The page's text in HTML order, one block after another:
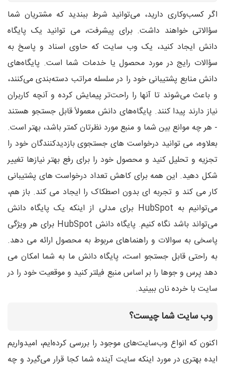
اگر کسب‌وکاری دارید، می‌توانید شرط ببندید که مشتریان شما
سؤالاتی خواهند داشت. برای پیشرفت، می توانید یک پایگاه
دانش ایجاد کنید، یک وب سایت که حاوی اسناد و پاسخ به
سؤالات رایج در مورد محصول یا خدمات شما است. پایگاه‌های
دانش منابع پشتیبانی خود را در سلسله مراتب دسته‌بندی می‌کنند،
و باعث می‌شوند تا آنها را راحت‌تر پیمایش کرده و آنچه کاربران
نیاز دارند پیدا کنند. پایگاه‌های دانش معمولاً قابل جستجو هستند
- هر چه موانع بین شما و منبع مورد نظرتان کمتر باشد، بهتر است.
بعلاوه، می توانید درخواست های جستجوی بازدیدکنندگان خود را
تجزیه و تحلیل کنید و محصول خود را برای رفع بهتر نیازها تغییر
شکل دهید. این همه برای کاهش تعداد درخواست های پشتیبانی
کار می کند و تجربه ای بدون اصطکاک را ایجاد می کند. باز هم،
می‌توانیم به HubSpot برای مدلی از اینکه یک پایگاه دانش
می‌تواند باشد نگاه کنیم. پایگاه دانش HubSpot برای هر ویژگی
پاسخی به سوالات و راهنماهای مربوط به محصول ارائه می دهد.
به راحتی قابل جستجو است، پایگاه دانش ما به شما امکان می
دهد پرس و جوها را بر اساس منبع فیلتر کنید و موقعیت خود را در
سایت با خرده نان ببینید.
وب سایت شما چیست؟
اکنون که انواع وب‌سایت‌های موجود را بررسی کرده‌ایم، امیدواریم
ایده بهتری در مورد اینکه سایت آینده شما کجا قرار می‌گیرد و چه